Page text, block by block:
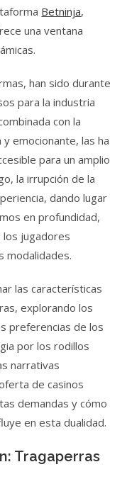
Betninja,
una ventana
han sido durante
para la industria
con la
emocionante, las ha
para un amplio
la irrupción de la
dando lugar
en profundidad,
los jugadores
modalidades.
las características
explorando los
preferencias de los
por los rodillos
narrativas
de casinos
demandas y cómo
en esta dualidad.
Tragaperras